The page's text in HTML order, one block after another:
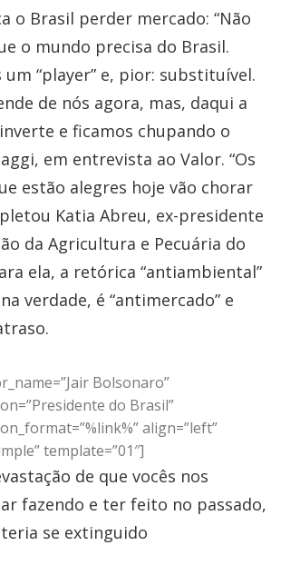
o Brasil perder mercado: “Não
o mundo precisa do Brasil.
um “player” e, pior: substituível.
de nós agora, mas, daqui a
e ficamos chupando o
em entrevista ao Valor. “Os
estão alegres hoje vão chorar
Katia Abreu, ex-presidente
da Agricultura e Pecuária do
ela, a retórica “antiambiental”
verdade, é “antimercado” e
Bolsonaro”
do Brasil”
align=”left”
template=”01″]
de que vocês nos
fazendo e ter feito no passado,
se extinguido